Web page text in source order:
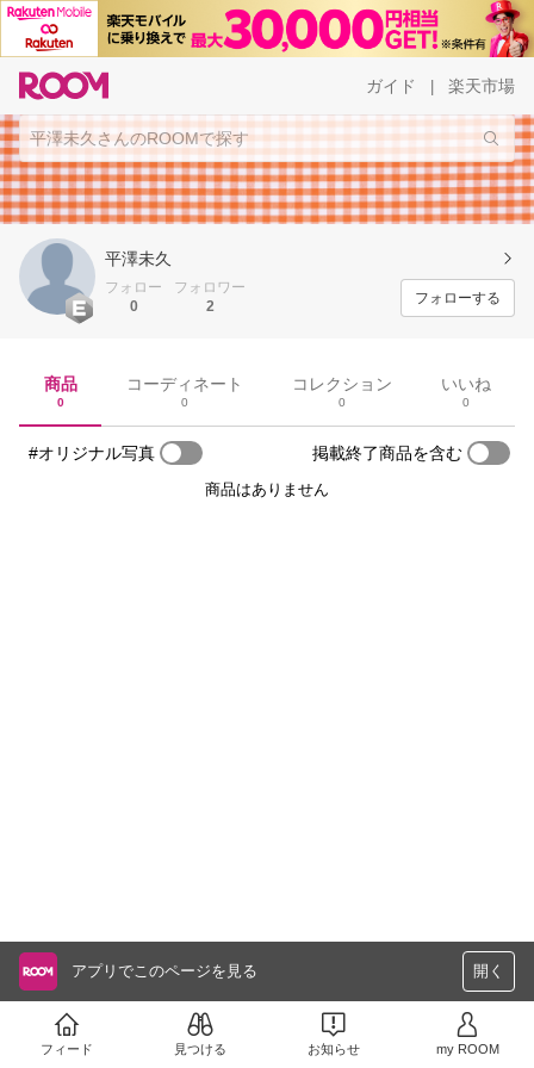
ガイド 楽天市場
平澤未久
フォロー
0
フォロワー
2
フォローする
商品
0
コーディネート
0
コレクション
0
いいね
0
#オリジナル写真 掲載終了商品を含む
商品はありません
アプリでこのページを見る 開く
フィード 見つける お知らせ my ROOM